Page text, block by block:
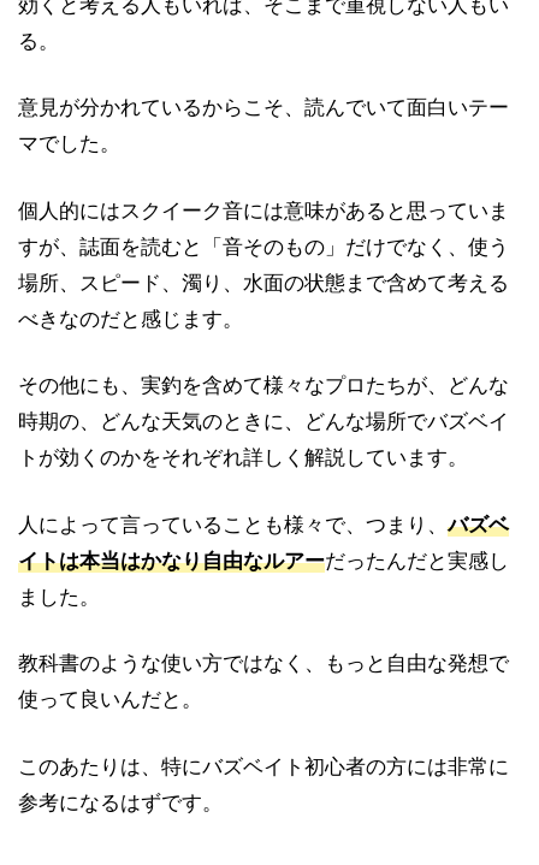
る。
意見が分かれているからこそ、読んでいて面白いテー
マでした。
個人的にはスクイーク音には意味があると思っていま
すが、誌面を読むと「音そのもの」だけでなく、使う
場所、スピード、濁り、水面の状態まで含めて考える
べきなのだと感じます。
その他にも、実釣を含めて様々なプロたちが、どんな
時期の、どんな天気のときに、どんな場所でバズベイ
トが効くのかをそれぞれ詳しく解説しています。
人によって言っていることも様々で、つまり、バズベ
イトは本当はかなり自由なルアーだったんだと実感し
ました。
教科書のような使い方ではなく、もっと自由な発想で
使って良いんだと。
このあたりは、特にバズベイト初心者の方には非常に
参考になるはずです。